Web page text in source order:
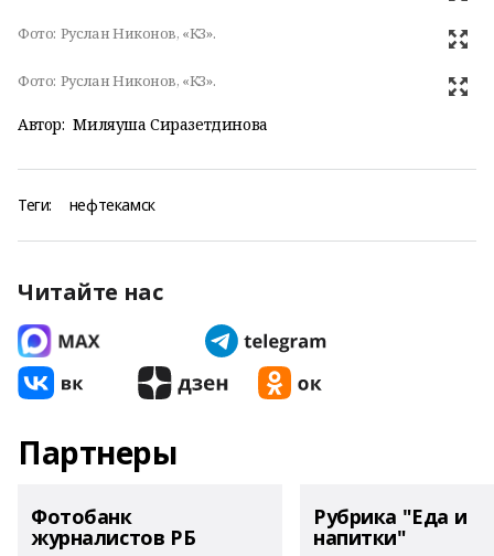
Фото: Руслан Никонов, «КЗ».
Фото: Руслан Никонов, «КЗ».
Автор: Миляуша Сиразетдинова
Теги: нефтекамск
Читайте нас
Партнеры
Фотобанк
журналистов РБ
Рубрика "Еда и
напитки"